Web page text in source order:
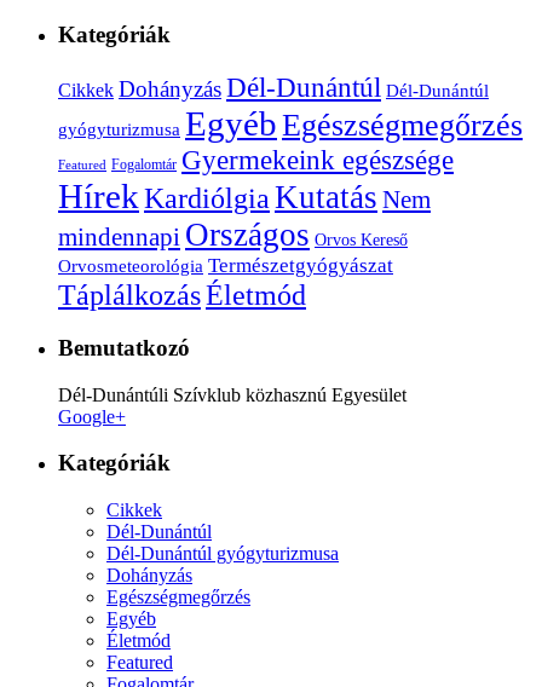
Kategóriák
Cikkek DohányzásDél-Dunántúl Dél-Dunántúl
gyógyturizmusa EgyébEgészségmegőrzés
Featured Fogalomtár Gyermekeink egészsége
HírekKardiólgia Kutatás Nem
mindennapi Országos Orvos Kereső
Orvosmeteorológia Természetgyógyászat
TáplálkozásÉletmód
Bemutatkozó
Dél-Dunántúli Szívklub közhasznú Egyesület
Google+
Kategóriák
Cikkek
Dél-Dunántúl
Dél-Dunántúl gyógyturizmusa
Dohányzás
Egészségmegőrzés
Egyéb
Életmód
Featured